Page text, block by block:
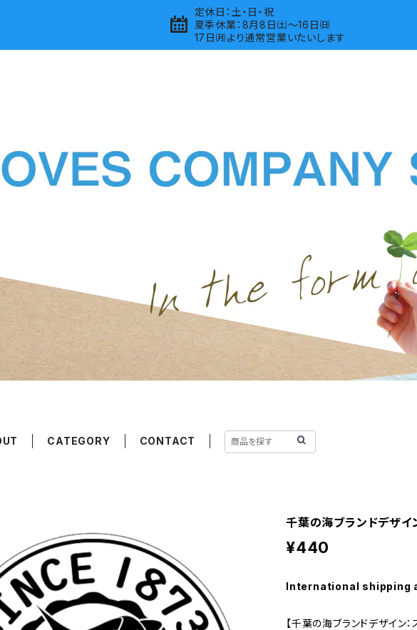
定休日：土・日・祝
夏季休業：8月8日㈯～16日㈰
17日㈪より通常営業いたいします
CATEGORY CONTACT
千葉の海ブランドデザイ
¥440
International shipping
【千葉の海ブランドデザイン：